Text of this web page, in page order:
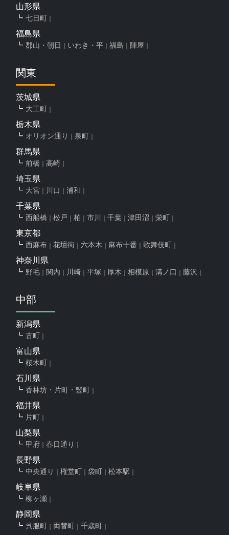
山形県
七日町
福島県
郡山・朝日 いわき・平 福島 陣屋
関東
茨城県
大工町
栃木県
オリオン通り 泉町
群馬県
前橋 高崎
埼玉県
大宮 川口 浦和
千葉県
西船橋 松戸 柏 市川 千葉 津田沼 栄町
東京都
西麻布 花壇街 六本木 麻布十番 歌舞伎町
神奈川県
野毛 関内 川崎 平塚 厚木 相模原 溝ノ口 藤沢
中部
新潟県
古町
富山県
桜木町
石川県
香林坊・片町・竪町
福井県
片町
山梨県
甲府 春日通り
長野県
中央通り 権堂町 袋町 松本駅
岐阜県
柳ヶ瀬
静岡県
呉服町 両替町 千歳町